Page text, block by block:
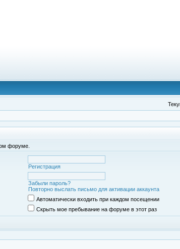
форуме.
Регистрация
Забыли пароль?
Повторно выслать письмо для активации аккаунта
Автоматически входить при каждом посещении
Скрыть мое пребывание на форуме в этот раз